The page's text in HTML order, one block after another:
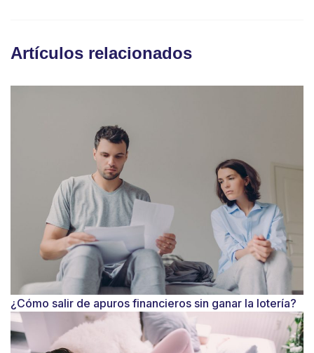
Artículos relacionados
¿Cómo salir de apuros financieros sin ganar la lotería?